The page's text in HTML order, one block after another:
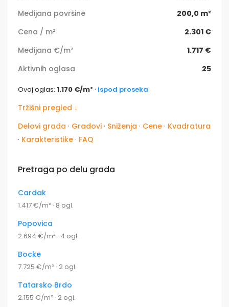
Medijana površine
200,0 m²
Cena / m²
2.301 €
Medijana €/m²
1.717 €
Aktivnih oglasa
25
Ovaj oglas: 1.170 €/m² · ispod proseka
Tržišni pregled ↓
Delovi grada · Gradovi · Sniženja · Cene · Kvadratura
· Karakteristike · FAQ
Pretraga po delu grada
Cardak
1.417 €/m² · 8 ogl.
Popovica
2.694 €/m² · 4 ogl.
Bocke
7.725 €/m² · 2 ogl.
Tatarsko Brdo
2.155 €/m² · 2 ogl.